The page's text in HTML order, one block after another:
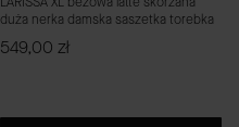
duża nerka damska saszetka torebka
Cena
549,00 zł